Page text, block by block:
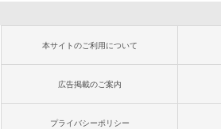
本サイトのご利用について
広告掲載のご案内
プライバシーポリシー